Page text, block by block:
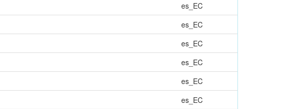
es_EC
es_EC
es_EC
es_EC
es_EC
es_EC